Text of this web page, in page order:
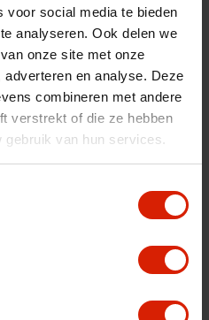
voor social media te bieden
analyseren. Ook delen we
onze site met onze
en analyse. Deze
combineren met andere
verstrekt of die ze hebben
van hun services.